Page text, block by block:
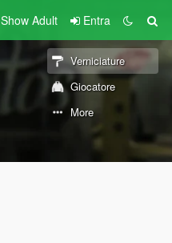
Show Adult Entra
Verniciature
Giocatore
More